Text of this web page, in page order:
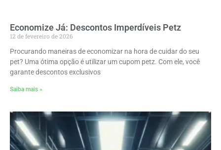
Economize Já: Descontos Imperdíveis Petz
12 de fevereiro de 2026
Procurando maneiras de economizar na hora de cuidar do seu
pet? Uma ótima opção é utilizar um cupom petz. Com ele, você
garante descontos exclusivos
Saiba mais »